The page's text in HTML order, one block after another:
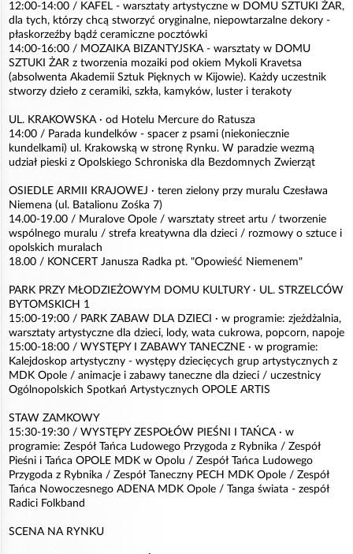
12:00-14:00 / KAFEL - warsztaty artystyczne w DOMU SZTUKI ŻAR,
dla tych, którzy chcą stworzyć oryginalne, niepowtarzalne dekory -
płaskorzeźby bądź ceramiczne pocztówki
14:00-16:00 / MOZAIKA BIZANTYJSKA - warsztaty w DOMU
SZTUKI ŻAR z tworzenia mozaiki pod okiem Mykoli Kravetsa
(absolwenta Akademii Sztuk Pięknych w Kijowie). Każdy uczestnik
stworzy dzieło z ceramiki, szkła, kamyków, luster i terakoty
UL. KRAKOWSKA · od Hotelu Mercure do Ratusza
14:00 / Parada kundelków - spacer z psami (niekoniecznie
kundelkami) ul. Krakowską w stronę Rynku. W paradzie wezmą
udział pieski z Opolskiego Schroniska dla Bezdomnych Zwierząt
OSIEDLE ARMII KRAJOWEJ · teren zielony przy muralu Czesława
Niemena (ul. Batalionu Zośka 7)
14.00-19.00 / Muralove Opole / warsztaty street artu / tworzenie
wspólnego muralu / strefa kreatywna dla dzieci / rozmowy o sztuce i
opolskich muralach
18.00 / KONCERT Janusza Radka pt. "Opowieść Niemenem"
PARK PRZY MŁODZIEŻOWYM DOMU KULTURY · UL. STRZELCÓW
BYTOMSKICH 1
15:00-19:00 / PARK ZABAW DLA DZIECI · w programie: zjeżdżalnia,
warsztaty artystyczne dla dzieci, lody, wata cukrowa, popcorn, napoje
15:00-18:00 / WYSTĘPY I ZABAWY TANECZNE · w programie:
Kalejdoskop artystyczny - występy dziecięcych grup artystycznych z
MDK Opole / animacje i zabawy taneczne dla dzieci / uczestnicy
Ogólnopolskich Spotkań Artystycznych OPOLE ARTIS
STAW ZAMKOWY
15:30-19:30 / WYSTĘPY ZESPOŁÓW PIEŚNI I TAŃCA · w
programie: Zespół Tańca Ludowego Przygoda z Rybnika / Zespół
Pieśni i Tańca OPOLE MDK w Opolu / Zespół Tańca Ludowego
Przygoda z Rybnika / Zespół Taneczny PECH MDK Opole / Zespół
Tańca Nowoczesnego ADENA MDK Opole / Tanga świata - zespół
Radici Folkband
SCENA NA RYNKU